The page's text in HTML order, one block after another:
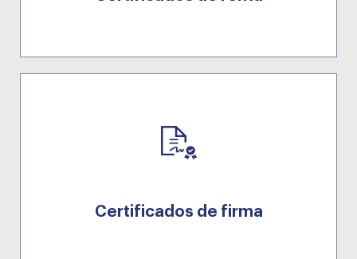
Certificados de firma